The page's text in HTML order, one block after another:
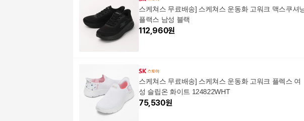
스케쳐스 무료배송] 스케쳐스 운동화 고워크 맥스쿠셔
플랙스 남성 블랙
112,960원
스케쳐스 무료배송] 스케쳐스 운동화 고워크 플렉스 여
성 슬립온 화이트 124822WHT
75,530원